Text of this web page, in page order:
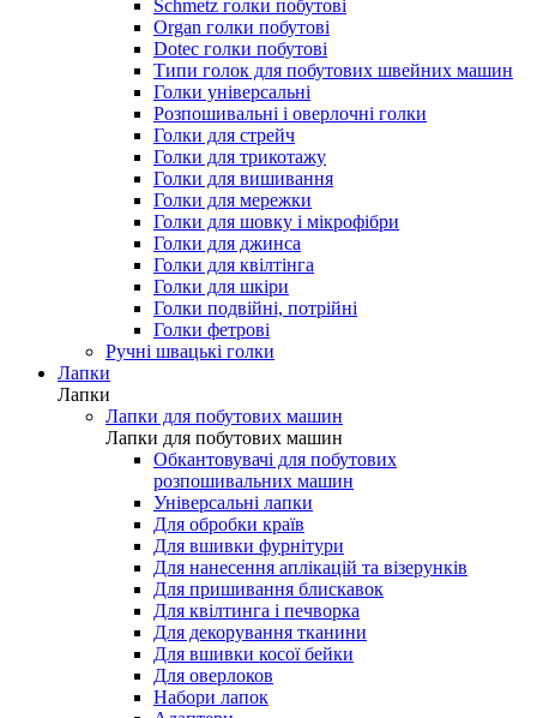
Schmetz голки побутові
Organ голки побутові
Dotec голки побутові
Типи голок для побутових швейних машин
Голки універсальні
Розпошивальні і оверлочні голки
Голки для стрейч
Голки для трикотажу
Голки для вишивання
Голки для мережки
Голки для шовку і мікрофібри
Голки для джинса
Голки для квілтінга
Голки для шкіри
Голки подвійні, потрійні
Голки фетрові
Ручні швацькі голки
Лапки
Лапки
Лапки для побутових машин
Лапки для побутових машин
Обкантовувачі для побутових
розпошивальних машин
Універсальні лапки
Для обробки країв
Для вшивки фурнітури
Для нанесення аплікацій та візерунків
Для пришивання блискавок
Для квілтинга і печворка
Для декорування тканини
Для вшивки косої бейки
Для оверлоков
Набори лапок